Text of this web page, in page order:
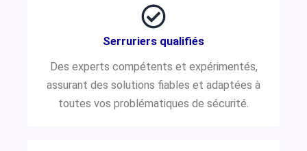
Serruriers qualifiés
Des experts compétents et expérimentés,
assurant des solutions fiables et adaptées à
toutes vos problématiques de sécurité.